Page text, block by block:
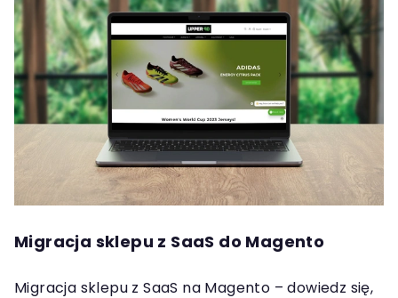
Migracja sklepu z SaaS do Magento
Migracja sklepu z SaaS na Magento – dowiedz się,